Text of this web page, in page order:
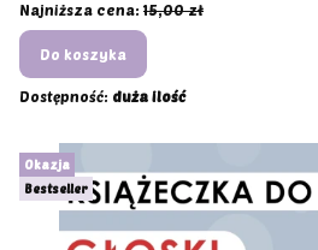
Najniższa cena: 15,00 zł
Do koszyka
Dostępność: duża ilość
Okazja
Bestseller